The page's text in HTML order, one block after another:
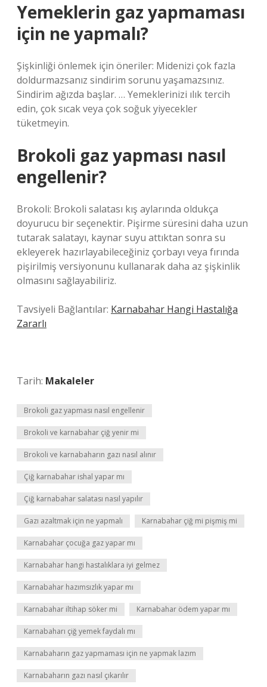
Yemeklerin gaz yapmaması
için ne yapmalı?
Şişkinliği önlemek için öneriler: Midenizi çok fazla
doldurmazsanız sindirim sorunu yaşamazsınız.
Sindirim ağızda başlar. … Yemeklerinizi ılık tercih
edin, çok sıcak veya çok soğuk yiyecekler
tüketmeyin.
Brokoli gaz yapması nasıl
engellenir?
Brokoli: Brokoli salatası kış aylarında oldukça
doyurucu bir seçenektir. Pişirme süresini daha uzun
tutarak salatayı, kaynar suyu attıktan sonra su
ekleyerek hazırlayabileceğiniz çorbayı veya fırında
pişirilmiş versiyonunu kullanarak daha az şişkinlik
olmasını sağlayabiliriz.
Tavsiyeli Bağlantılar: Karnabahar Hangi Hastalığa
Zararlı
Tarih: Makaleler
Brokoli gaz yapması nasıl engellenir
Brokoli ve karnabahar çiğ yenir mi
Brokoli ve karnabaharın gazı nasıl alınır
Çiğ karnabahar ishal yapar mı
Çiğ karnabahar salatası nasıl yapılır
Gazı azaltmak için ne yapmalı Karnabahar çiğ mi pişmiş mi
Karnabahar çocuğa gaz yapar mı
Karnabahar hangi hastalıklara iyi gelmez
Karnabahar hazımsızlık yapar mı
Karnabahar iltihap söker mi Karnabahar ödem yapar mı
Karnabaharı çiğ yemek faydalı mı
Karnabaharın gaz yapmaması için ne yapmak lazım
Karnabaharın gazı nasıl çıkarılır